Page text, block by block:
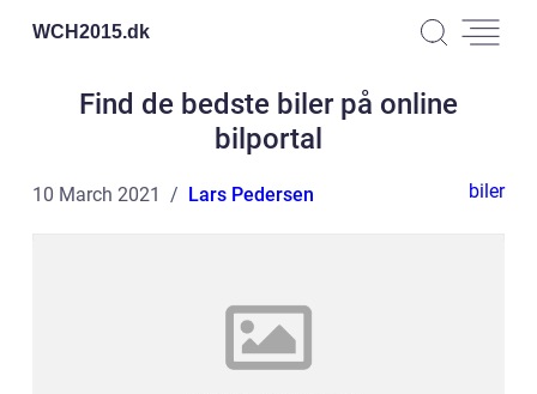
WCH2015.dk
Find de bedste biler på online
bilportal
10 March 2021 Lars Pedersen biler